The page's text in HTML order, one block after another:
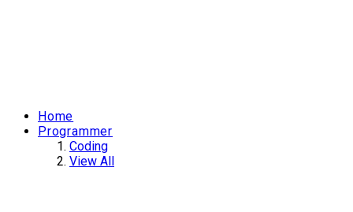
Home
Programmer
Coding
View All